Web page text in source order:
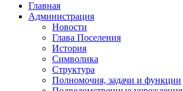
Главная
Администрация
Новости
Глава Поселения
История
Символика
Структура
Полномочия, задачи и функции